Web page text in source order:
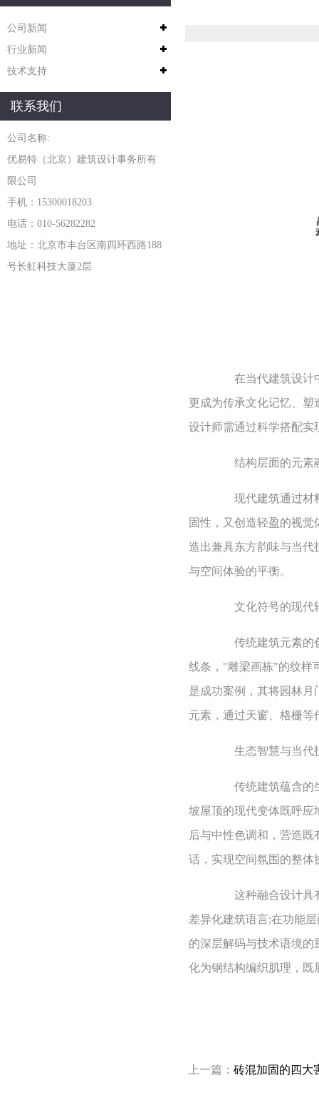
公司新闻
行业新闻
技术支持
联系我们
公司名称:
优易特（北京）建筑设计事务所有
限公司
手机：15300018203
电话：010-56282282
地址：北京市丰台区南四环西路188
号长虹科技大厦2层
在当代建筑设计中
更成为传承文化记忆、
设计师需通过科学搭配实
结构层面的元素
现代建筑通过材料
固性，又创造轻盈的视
造出兼具东方韵味与当代
与空间体验的平衡。
文化符号的现代
传统建筑元素的创
线条，"雕梁画栋"的纹样
是成功案例，其将园林
元素，通过天窗、格栅
生态智慧与当代
传统建筑蕴含的生
坡屋顶的现代变体既呼应
后与中性色调和，营造
话，实现空间氛围的整体
这种融合设计具有
差异化建筑语言;在功能
的深层解码与技术语境
化为钢结构编织肌理，既
上一篇： 砖混加固的四大